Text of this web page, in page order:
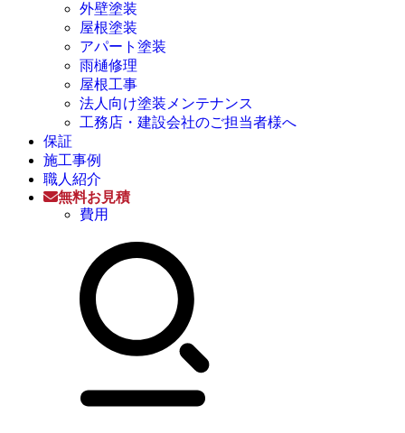
外壁塗装
屋根塗装
アパート塗装
雨樋修理
屋根工事
法人向け塗装メンテナンス
工務店・建設会社のご担当者様へ
保証
施工事例
職人紹介
無料お見積
費用